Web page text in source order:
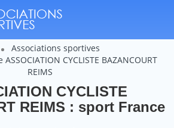
Associations sportives
CYCLISTE BAZANCOURT
REIMS
CYCLISTE
REIMS : sport France